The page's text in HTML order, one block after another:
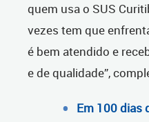
quem usa o SUS
vezes tem que
é bem atendido e
e de qualidade”,
Em 100 dias